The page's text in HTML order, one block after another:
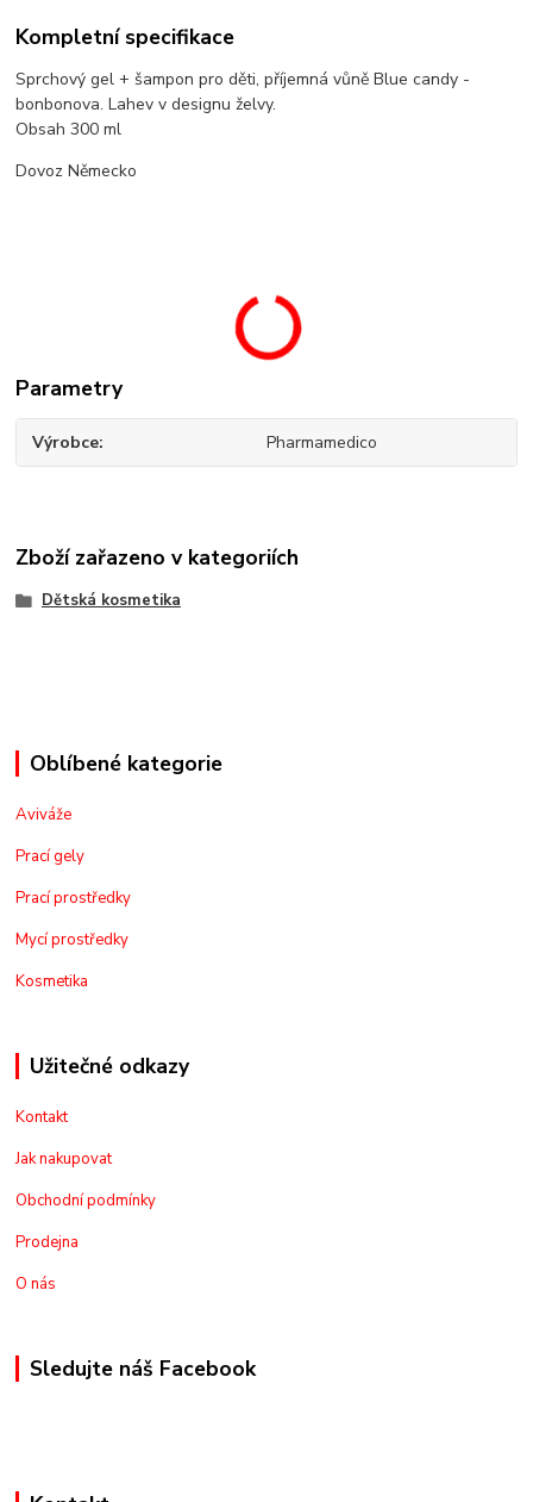
Kompletní specifikace
Sprchový gel + šampon pro děti, příjemná vůně Blue candy -
bonbonova. Lahev v designu želvy.
Obsah 300 ml
Dovoz Německo
Parametry
Výrobce Pharmamedico
Zboží zařazeno v kategoriích
Dětská kosmetika
Oblíbené kategorie
Aviváže
Prací gely
Prací prostředky
Mycí prostředky
Kosmetika
Užitečné odkazy
Kontakt
Jak nakupovat
Obchodní podmínky
Prodejna
O nás
Sledujte náš Facebook